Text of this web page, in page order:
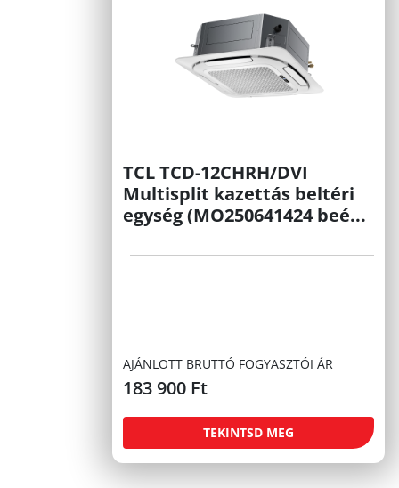
TCL TCD-12CHRH/DVI
Multisplit kazettás beltéri
egység (MO250641424 beé...
AJÁNLOTT BRUTTÓ FOGYASZTÓI ÁR
183 900 Ft
TEKINTSD MEG